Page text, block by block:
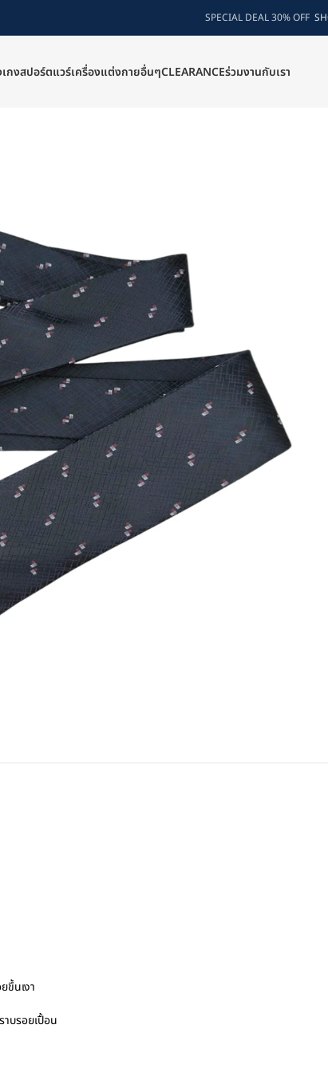
SPECIAL DEAL 30% OFF
กงสปอร์ตแวร์เครื่องแต่งกายอื่นๆCLEARANCEร่วมงานกับเรา
ขึ้นเงา
บรอยเปื้อน